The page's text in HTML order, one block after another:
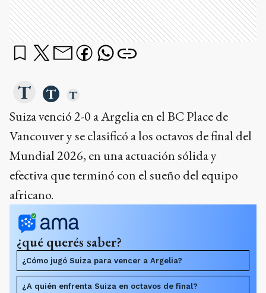
Suiza venció 2-0 a Argelia en el BC Place de
Vancouver y se clasificó a los octavos de final del
Mundial 2026, en una actuación sólida y
efectiva que terminó con el sueño del equipo
africano.
¿qué querés saber?
¿Cómo jugó Suiza para vencer a Argelia?
¿A quién enfrenta Suiza en octavos de final?